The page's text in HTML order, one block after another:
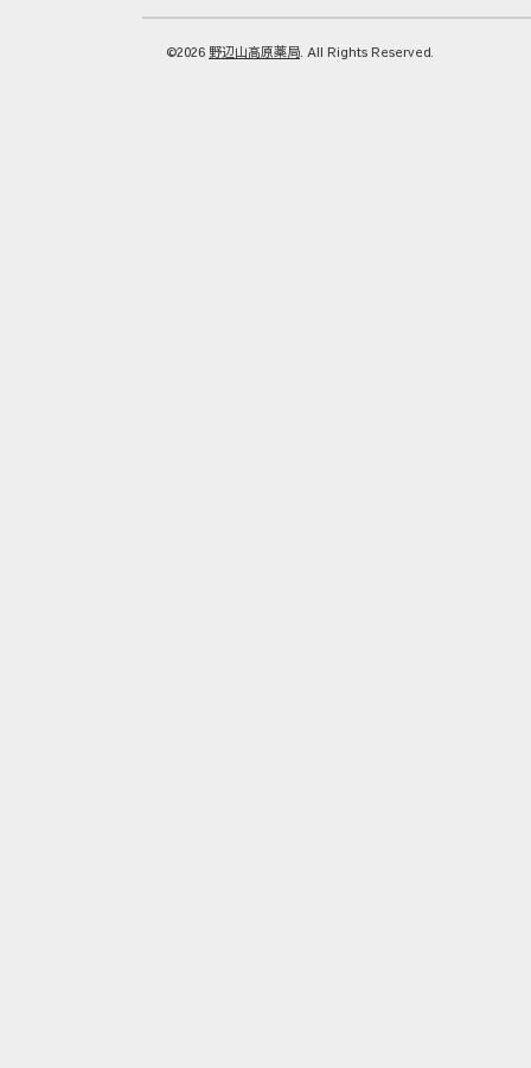
©2026 野辺山高原薬局. All Rights Reserved.